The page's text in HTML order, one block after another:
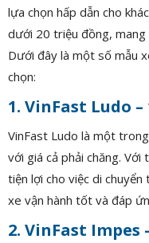
lựa chọn hấp dẫn cho
dưới 20 triệu đồng,
Dưới đây là một số mẫu
chọn:
1. VinFast Ludo –
VinFast Ludo là một
với giá cả phải chăng.
tiện lợi cho việc di
xe vận hành tốt và đáp
2. VinFast Impes